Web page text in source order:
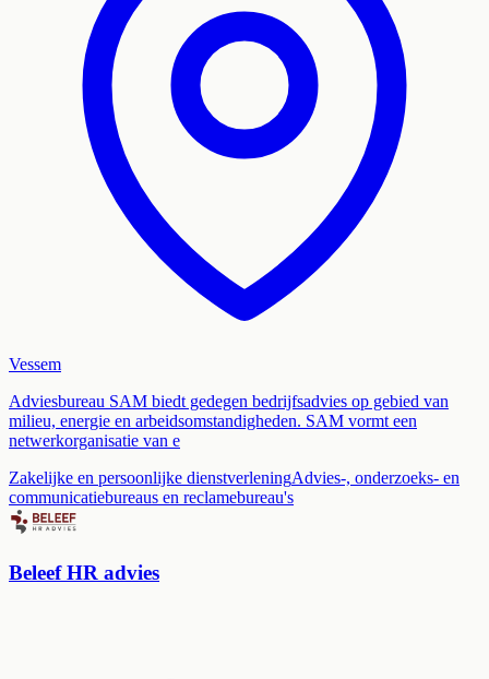
Vessem
Adviesbureau SAM biedt gedegen bedrijfsadvies op gebied van
milieu, energie en arbeidsomstandigheden. SAM vormt een
netwerkorganisatie van e
Zakelijke en persoonlijke dienstverleningAdvies-, onderzoeks- en
communicatiebureaus en reclamebureau's
Beleef HR advies